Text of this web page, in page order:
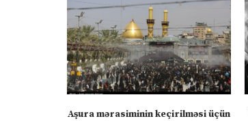
Aşura mərasiminin keçirilməsi üçün